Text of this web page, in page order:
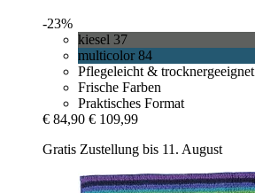
-23%
kiesel 37
multicolor 84
Pflegeleicht & trocknergeeignet
Frische Farben
Praktisches Format
€ 84,90 € 109,99
Gratis Zustellung bis 11. August